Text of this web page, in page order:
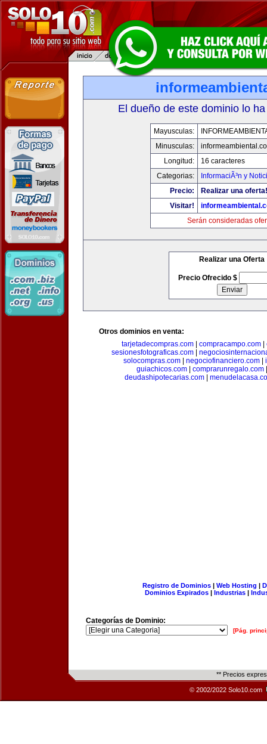
El dueño de este dominio lo
Mayusculas:
Minusculas:
Longitud:
16 caracteres
Categorias:
InformaciÃ³n y
Precio:
Realizar una oferta!
Visitar!
Serán consideradas
Realizar una Oferta
Precio Ofrecido $
Otros dominios en venta:
tarjetadecompras.com
compracampo.com
sesionesfotograficas.com
solocompras.com| negociofinanciero.com|
guiachicos.com
comprarunregalo.com
deudashipotecarias.com|
Registro de Dominios| Web Hosting |
Dominios Expirados | Industrias |
Categorías de Dominio:
[Pág.
** Precios
© 2002/2022 Solo10.com